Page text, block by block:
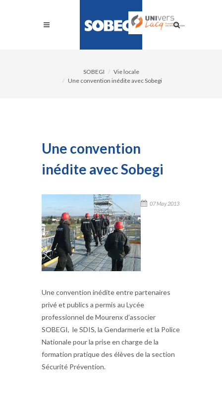
SOBEGI
Vie locale
Une convention inédite avec Sobegi
Une convention
inédite avec Sobegi
07 May 2013
Une convention inédite entre partenaires
privé et publics a permis au Lycée
professionnel de Mourenx d’associer
SOBEGI, le SDIS, la Gendarmerie et la Police
Nationale pour la prise en charge de la
formation pratique des élèves de la section
Sécurité Prévention.